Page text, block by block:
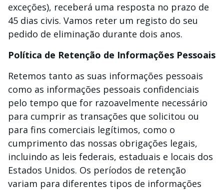
exceções), receberá uma resposta no prazo de
45 dias civis. Vamos reter um registo do seu
pedido de eliminação durante dois anos.
Política de Retenção de Informações Pessoais
Retemos tanto as suas informações pessoais
como as informações pessoais confidenciais
pelo tempo que for razoavelmente necessário
para cumprir as transações que solicitou ou
para fins comerciais legítimos, como o
cumprimento das nossas obrigações legais,
incluindo as leis federais, estaduais e locais dos
Estados Unidos. Os períodos de retenção
variam para diferentes tipos de informações